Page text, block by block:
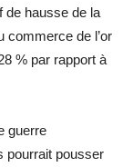
de hausse de la
commerce de l’or
% par rapport à
guerre
pourrait pousser